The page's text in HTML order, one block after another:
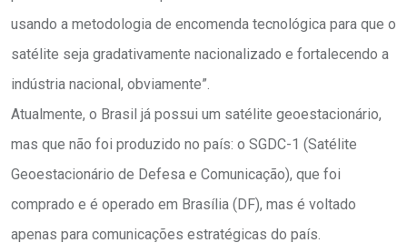
usando a metodologia de encomenda tecnológica para que o
satélite seja gradativamente nacionalizado e fortalecendo a
indústria nacional, obviamente”.
Atualmente, o Brasil já possui um satélite geoestacionário,
mas que não foi produzido no país: o SGDC-1 (Satélite
Geoestacionário de Defesa e Comunicação), que foi
comprado e é operado em Brasília (DF), mas é voltado
apenas para comunicações estratégicas do país.